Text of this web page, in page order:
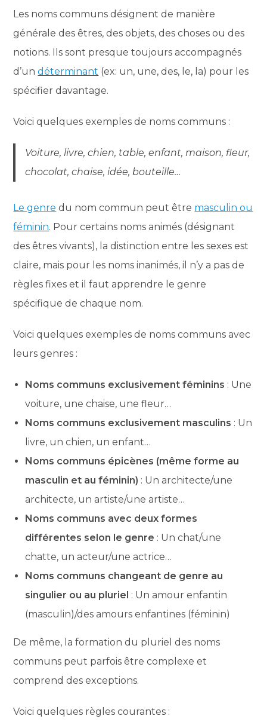
Les noms communs désignent de manière
générale des êtres, des objets, des choses ou des
notions. Ils sont presque toujours accompagnés
d’undéterminant (ex: un, une, des, le, la) pour les
spécifier davantage.
Voici quelques exemples de noms communs :
Voiture, livre, chien, table, enfant, maison, fleur,
chocolat, chaise, idée, bouteille…
Le genre du nom commun peut être masculin ou
féminin. Pour certains noms animés (désignant
des êtres vivants), la distinction entre les sexes est
claire, mais pour les noms inanimés, il n’y a pas de
règles fixes et il faut apprendre le genre
spécifique de chaque nom.
Voici quelques exemples de noms communs avec
leurs genres :
Noms communs exclusivement féminins : Une
voiture, une chaise, une fleur…
Noms communs exclusivement masculins : Un
livre, un chien, un enfant…
Noms communs épicènes (même forme au
masculin et au féminin) : Un architecte/une
architecte, un artiste/une artiste…
Noms communs avec deux formes
différentes selon le genre : Un chat/une
chatte, un acteur/une actrice…
Noms communs changeant de genre au
singulier ou au pluriel : Un amour enfantin
(masculin)/des amours enfantines (féminin)
De même, la formation du pluriel des noms
communs peut parfois être complexe et
comprend des exceptions.
Voici quelques règles courantes :